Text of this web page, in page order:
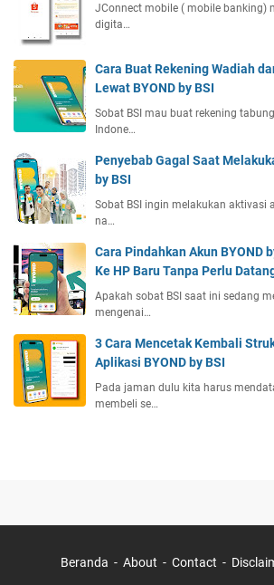
JConnect mobile ( mobile banking)
digita…
Cara Buat Rekening Wadiah
Lewat BYOND by BSI
Sobat BSI mau buat rekening
Indone…
Penyebab Gagal Saat
by BSI
Sobat BSI ingin melakukan aktivasi
na…
Cara Pindahkan Akun BYOND
Ke HP Baru Tanpa Perlu
Apakah sobat BSI saat ini sedang
mengenai…
3 Cara Mencetak Kembali
Aplikasi BYOND by BSI
Pada jaman dulu kita harus
membeli se…
Beranda About Contact